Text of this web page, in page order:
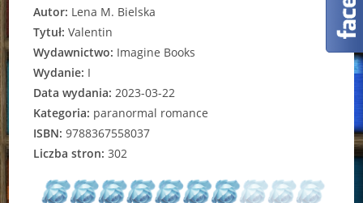
Autor: Lena M. Bielska
Tytuł: Valentin
Wydawnictwo: Imagine Books
Wydanie: I
Data wydania: 2023-03-22
Kategoria: paranormal romance
ISBN: 9788367558037
Liczba stron: 302